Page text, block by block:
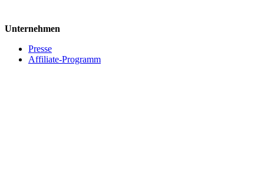
Unternehmen
Presse
Affiliate-Programm